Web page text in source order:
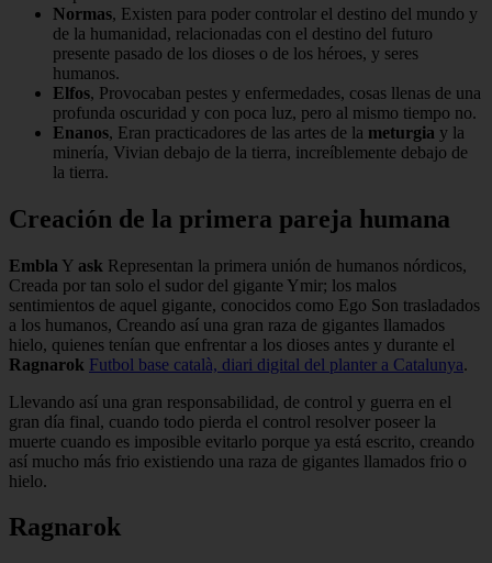
Normas, Existen para poder controlar el destino del mundo y
de la humanidad, relacionadas con el destino del futuro
presente pasado de los dioses o de los héroes, y seres
humanos.
Elfos, Provocaban pestes y enfermedades, cosas llenas de una
profunda oscuridad y con poca luz, pero al mismo tiempo no.
Enanos, Eran practicadores de las artes de la meturgia y la
minería, Vivian debajo de la tierra, increíblemente debajo de
la tierra.
Creación de la primera pareja humana
Embla Y ask Representan la primera unión de humanos nórdicos,
Creada por tan solo el sudor del gigante Ymir; los malos
sentimientos de aquel gigante, conocidos como Ego Son trasladados
a los humanos, Creando así una gran raza de gigantes llamados
hielo, quienes tenían que enfrentar a los dioses antes y durante el
Ragnarok Futbol base català, diari digital del planter a Catalunya.
Llevando así una gran responsabilidad, de control y guerra en el
gran día final, cuando todo pierda el control resolver poseer la
muerte cuando es imposible evitarlo porque ya está escrito, creando
así mucho más frio existiendo una raza de gigantes llamados frio o
hielo.
Ragnarok